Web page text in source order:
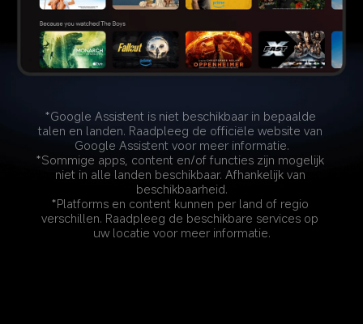
*Google Assistent is niet beschikbaar in bepaalde
talen en landen. Raadpleeg de officiële website van
Google Assistent voor meer informatie.
*Sommige apps, content en/of functies zijn mogelijk
niet in alle landen beschikbaar. Afhankelijk van
beschikbaarheid.
*Platforms en content kunnen per land of regio
verschillen. Raadpleeg de beschikbare services op
uw locatie voor meer informatie.